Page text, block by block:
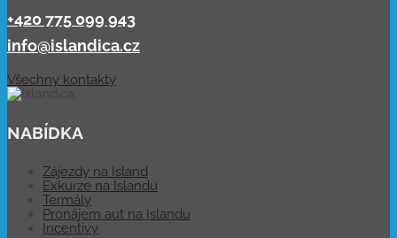
+420 775 099 943
info@islandica.cz
Všechny kontakty
NABÍDKA
Zájezdy na Island
Exkurze na Islandu
Termály
Pronájem aut na Islandu
Incentivy